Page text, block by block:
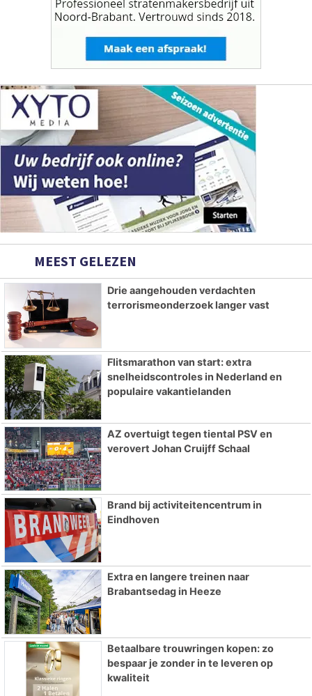
MEEST GELEZEN
Drie aangehouden verdachten
terrorismeonderzoek langer vast
Flitsmarathon van start: extra
snelheidscontroles in Nederland en
populaire vakantielanden
AZ overtuigt tegen tiental PSV en
verovert Johan Cruijff Schaal
Brand bij activiteitencentrum in
Eindhoven
Extra en langere treinen naar
Brabantsedag in Heeze
Betaalbare trouwringen kopen: zo
bespaar je zonder in te leveren op
kwaliteit